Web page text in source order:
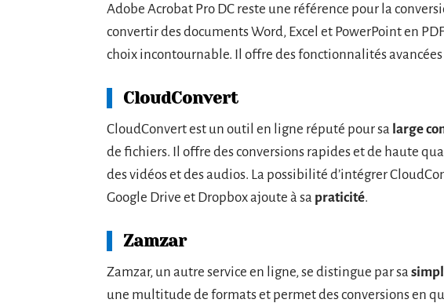
Adobe Acrobat Pro DC reste une référence pour la
convertir des documents Word, Excel et PowerPoint en
choix incontournable. Il offre des fonctionnalités avancées
CloudConvert
CloudConvert est un outil en ligne réputé pour sa large
de fichiers. Il offre des conversions rapides et de haute
des vidéos et des audios. La possibilité d’intégrer
Google Drive et Dropbox ajoute à sa praticité.
Zamzar
Zamzar, un autre service en ligne, se distingue par sa
une multitude de formats et permet des conversions en